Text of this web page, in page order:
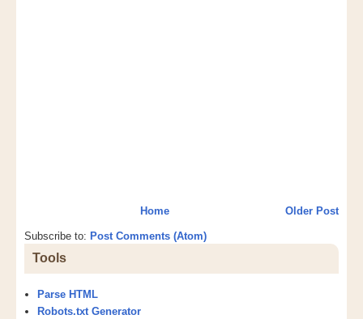
Older Post
Home
Subscribe to: Post Comments (Atom)
Tools
Parse HTML
Robots.txt Generator